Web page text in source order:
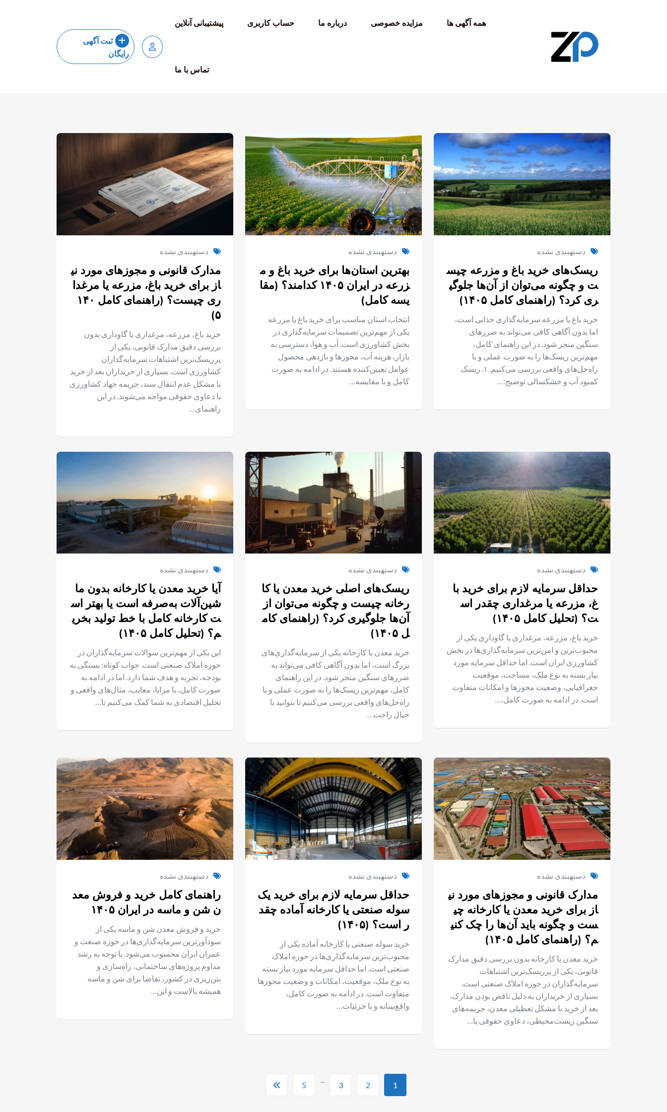
همه آگهی ها مزایده خصوصی درباره ما حساب کاربری پیشتیبانی آنلاین
تماس با ما
ثبت آگهی
رایگان
دستهبندی نشده
ریسک‌های خرید باغ و مزرعه چیس
ت و چگونه می‌توان از آن‌ها جلوگی
ری کرد؟ (راهنمای کامل ۱۴۰۵)
خرید باغ یا مزرعه سرمایه‌گذاری جذابی است،
اما بدون آگاهی کافی می‌تواند به ضررهای
سنگین منجر شود. در این راهنمای کامل،
مهم‌ترین ریسک‌ها را به صورت عملی و با
راه‌حل‌های واقعی بررسی می‌کنیم. ۱. ریسک
کمبود آب و خشکسالی توضیح:…
دستهبندی نشده
بهترین استان‌ها برای خرید باغ و م
زرعه در ایران ۱۴۰۵ کدامند؟ (مقا
یسه کامل)
انتخاب استان مناسب برای خرید باغ یا مزرعه
یکی از مهم‌ترین تصمیمات سرمایه‌گذاری در
بخش کشاورزی است. آب و هوا، دسترسی به
بازار، هزینه آب، مجوزها و بازدهی محصول
عوامل تعیین‌کننده هستند. در ادامه به صورت
کامل و با مقایسه…
دستهبندی نشده
مدارک قانونی و مجوزهای مورد نی
از برای خرید باغ، مزرعه یا مرغدا
ری چیست؟ (راهنمای کامل ۱۴۰
۵)
خرید باغ، مزرعه، مرغداری یا گاوداری بدون
بررسی دقیق مدارک قانونی، یکی از
پرریسک‌ترین اشتباهات سرمایه‌گذاران
کشاورزی است. بسیاری از خریداران بعد از خرید
با مشکل عدم انتقال سند، جریمه جهاد کشاورزی
یا دعاوی حقوقی مواجه می‌شوند. در این
راهنمای…
دستهبندی نشده
حداقل سرمایه لازم برای خرید با
غ، مزرعه یا مرغداری چقدر اس
ت؟ (تحلیل کامل ۱۴۰۵)
خرید باغ، مزرعه، مرغداری یا گاوداری یکی از
محبوب‌ترین و امن‌ترین سرمایه‌گذاری‌ها در بخش
کشاورزی ایران است. اما حداقل سرمایه مورد
نیاز بسته به نوع ملک، مساحت، موقعیت
جغرافیایی، وضعیت مجوزها و امکانات متفاوت
است. در ادامه به صورت کامل،…
دستهبندی نشده
ریسک‌های اصلی خرید معدن یا کا
رخانه چیست و چگونه می‌توان از
آن‌ها جلوگیری کرد؟ (راهنمای کام
ل ۱۴۰۵)
خرید معدن یا کارخانه یکی از سرمایه‌گذاری‌های
بزرگ است، اما بدون آگاهی کافی می‌تواند به
ضررهای سنگین منجر شود. در این راهنمای
کامل، مهم‌ترین ریسک‌ها را به صورت عملی و با
راه‌حل‌های واقعی بررسی می‌کنیم تا بتوانید با
خیال راحت…
دستهبندی نشده
آیا خرید معدن یا کارخانه بدون ما
شین‌آلات به‌صرفه است یا بهتر اس
ت کارخانه کامل با خط تولید بخری
م؟ (تحلیل کامل ۱۴۰۵)
این یکی از مهم‌ترین سوالات سرمایه‌گذاران در
حوزه املاک صنعتی است. جواب کوتاه: بستگی به
بودجه، تجربه و هدف شما دارد. اما در ادامه به
صورت کامل، با مزایا، معایب، مثال‌های واقعی و
تحلیل اقتصادی به شما کمک می‌کنیم تا…
دستهبندی نشده
مدارک قانونی و مجوزهای مورد نی
از برای خرید معدن یا کارخانه چی
ست و چگونه باید آن‌ها را چک کنی
م؟ (راهنمای کامل ۱۴۰۵)
خرید معدن یا کارخانه بدون بررسی دقیق مدارک
قانونی، یکی از پرریسک‌ترین اشتباهات
سرمایه‌گذاران در حوزه املاک صنعتی است.
بسیاری از خریداران به دلیل ناقص بودن مدارک،
بعد از خرید با مشکل تعطیلی معدن، جریمه‌های
سنگین زیست‌محیطی، دعاوی حقوقی یا…
دستهبندی نشده
حداقل سرمایه لازم برای خرید یک
سوله صنعتی یا کارخانه آماده چقد
ر است؟ (۱۴۰۵)
خرید سوله صنعتی یا کارخانه آماده یکی از
محبوب‌ترین سرمایه‌گذاری‌ها در حوزه املاک
صنعتی است. اما حداقل سرمایه مورد نیاز بسته
به نوع ملک، موقعیت، امکانات و وضعیت مجوزها
متفاوت است. در ادامه به صورت کامل،
واقع‌بینانه و با جزئیات…
دستهبندی نشده
راهنمای کامل خرید و فروش معد
ن شن و ماسه در ایران ۱۴۰۵
خرید و فروش معدن شن و ماسه یکی از
سودآورترین سرمایه‌گذاری‌ها در حوزه صنعت و
عمران ایران محسوب می‌شود. با توجه به رشد
مداوم پروژه‌های ساختمانی، راه‌سازی و
بتن‌ریزی در کشور، تقاضا برای شن و ماسه
همیشه بالاست و این…
1
2
3
...
5